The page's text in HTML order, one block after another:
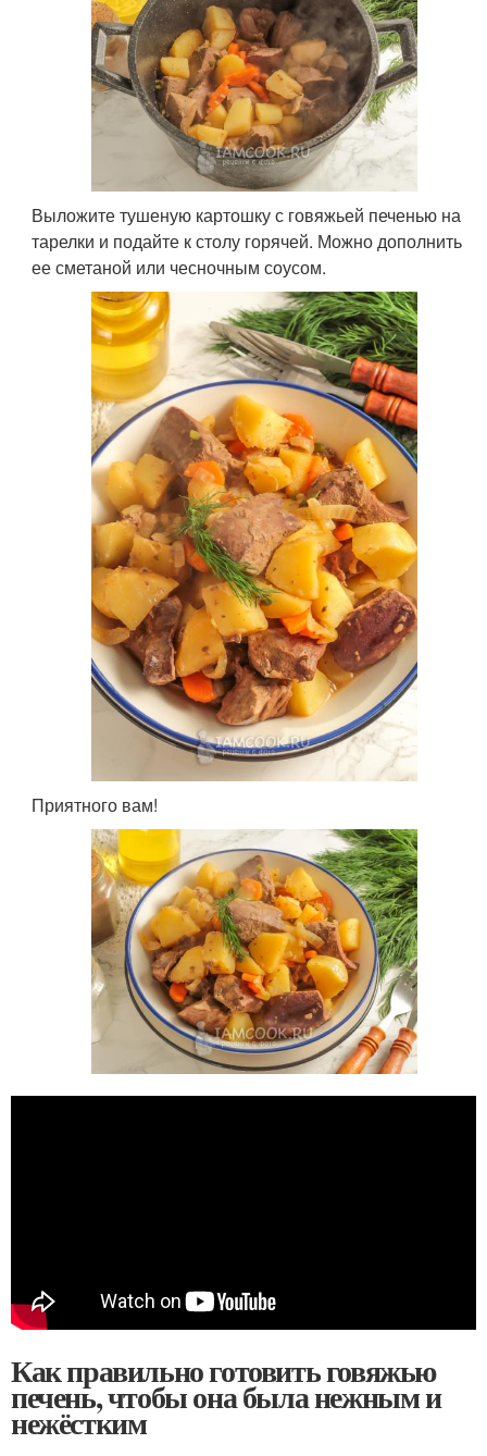
Выложите тушеную картошку с говяжьей печенью на
тарелки и подайте к столу горячей. Можно дополнить
ее сметаной или чесночным соусом.
Приятного вам!
Как правильно готовить говяжью
печень, чтобы она была нежным и
нежёстким